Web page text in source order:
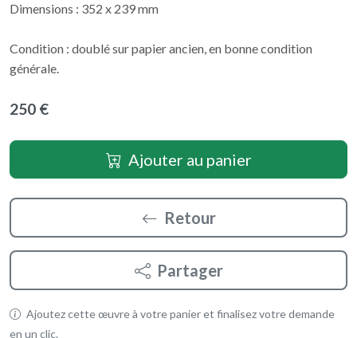
Dimensions : 352 x 239 mm
Condition : doublé sur papier ancien, en bonne condition
générale.
250 €
Ajouter au panier
Retour
Partager
Ajoutez cette œuvre à votre panier et finalisez votre demande
en un clic.